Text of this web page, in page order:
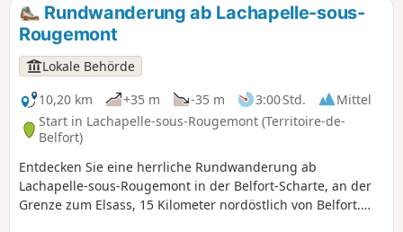
Rundwanderung ab Lachapelle-sous-
Rougemont
Lokale Behörde
10,20 km
+35 m -35 m 3:00 Std.
Mittel
Start in Lachapelle-sous-Rougemont (Territoire-de-
Belfort)
Entdecken Sie eine herrliche Rundwanderung ab
Lachapelle-sous-Rougemont in der Belfort-Scharte, an der
Grenze zum Elsass, 15 Kilometer nordöstlich von Belfort.